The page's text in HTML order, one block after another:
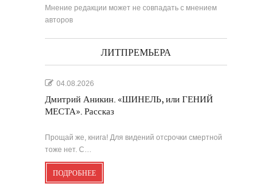
Мнение редакции может не совпадать с мнением
авторов
ЛИТПРЕМЬЕРА
04.08.2026
Дмитрий Аникин. «ШИНЕЛЬ, или ГЕНИЙ
МЕСТА». Рассказ
Прощай же, книга! Для видений отсрочки смертной
тоже нет. С…
ПОДРОБНЕЕ